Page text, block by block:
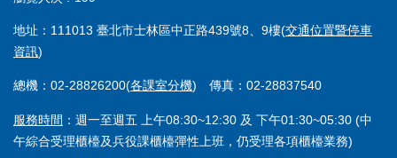
地址：111013 臺北市士林區中正路439號8、9樓(交通位置暨停車
資訊)
總機：02-28826200(各課室分機) 傳真：02-28837540
服務時間 ：週一至週五 上午08:30~12:30 及 下午01:30~05:30 (中
午綜合受理櫃檯及兵役課櫃檯彈性上班，仍受理各項櫃檯業務)